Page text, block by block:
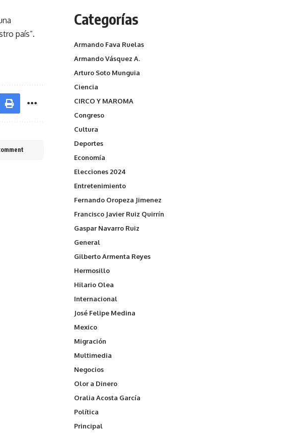
país”.
Categorías
Armando Fava Ruelas
Armando Vásquez A.
Arturo Soto Munguia
Ciencia
CIRCO Y MAROMA
Congreso
Cultura
Deportes
Economía
Elecciones 2024
Entretenimiento
Fernando Oropeza Jimenez
Francisco Javier Ruiz Quirrín
Gaspar Navarro Ruiz
General
Gilberto Armenta Reyes
Hermosillo
Hilario Olea
Internacional
José Felipe Medina
Mexico
Migración
Multimedia
Negocios
Olor a Dinero
Oralia Acosta García
Política
Principal